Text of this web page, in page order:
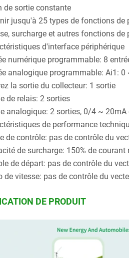
de sortie constante
jusqu'à 25 types de fonctions de
surcharge et autres fonctions de
d'interface périphérique
numérique programmable: 8
analogique programmable: Ai1: 0
la sortie du collecteur: 1 sortie
de relais: 2 sorties
analogique: 2 sorties, 0/4 ~
de performance
de contrôle: pas de contrôle du
de surcharge: 150% de courant
de départ: pas de contrôle du
de vitesse: pas de contrôle du
DE PRODUIT